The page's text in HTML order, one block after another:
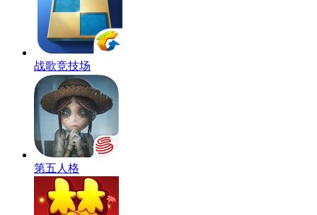
战歌竞技场
第五人格